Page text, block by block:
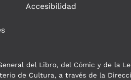
Accesibilidad
del Libro, del Cómic y de la
de Cultura, a través de la